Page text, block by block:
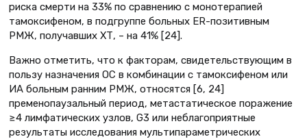
риска смерти на 33% по сравнению с монотерапией
тамоксифеном, в подгруппе больных ER-позитивным
РМЖ, получавших ХТ, – на 41% [24].
Важно отметить, что к факторам, свидетельствующим в
пользу назначения ОС в комбинации с тамоксифеном или
ИА больным ранним РМЖ, относятся [6, 24]
пременопаузальный период, метастатическое поражение
≥4 лимфатических узлов, G3 или неблагоприятные
результаты исследования мультипараметрических